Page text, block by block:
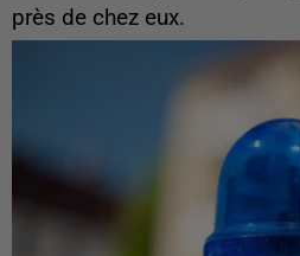
près de chez eux.